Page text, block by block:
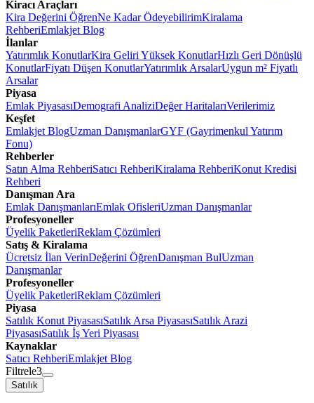
Kiracı Araçları
Kira Değerini ÖğrenNe Kadar ÖdeyebilirimKiralama
RehberiEmlakjet Blog
İlanlar
Yatırımlık KonutlarKira Geliri Yüksek KonutlarHızlı Geri Dönüşlü
KonutlarFiyatı Düşen KonutlarYatırımlık ArsalarUygun m² Fiyatlı
Arsalar
Piyasa
Emlak PiyasasıDemografi AnaliziDeğer HaritalarıVerilerimiz
Keşfet
Emlakjet BlogUzman DanışmanlarGYF (Gayrimenkul Yatırım
Fonu)
Rehberler
Satın Alma RehberiSatıcı RehberiKiralama RehberiKonut Kredisi
Rehberi
Danışman Ara
Emlak DanışmanlarıEmlak OfisleriUzman Danışmanlar
Profesyoneller
Üyelik PaketleriReklam Çözümleri
Satış & Kiralama
Ücretsiz İlan VerinDeğerini ÖğrenDanışman BulUzman
Danışmanlar
Profesyoneller
Üyelik PaketleriReklam Çözümleri
Piyasa
Satılık Konut PiyasasıSatılık Arsa PiyasasıSatılık Arazi
PiyasasıSatılık İş Yeri Piyasası
Kaynaklar
Satıcı RehberiEmlakjet Blog
Filtrele3
Satılık